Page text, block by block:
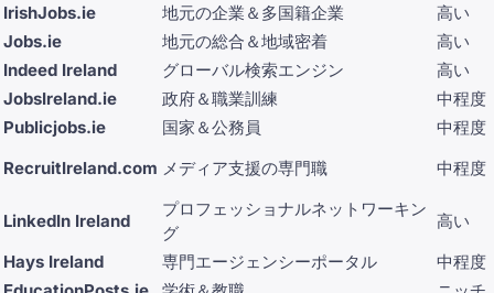
IrishJobs.ie
地元の企業＆多国籍企業
高い
Jobs.ie
地元の総合＆地域密着
高い
Indeed Ireland
グローバル検索エンジン
高い
JobsIreland.ie
政府＆職業訓練
中程度
Publicjobs.ie
国家＆公務員
中程度
RecruitIreland.com メディア支援の専門職 中程度
LinkedIn Ireland
プロフェッショナルネットワーキン
グ
高い
Hays Ireland
専門エージェンシーポータル
中程度